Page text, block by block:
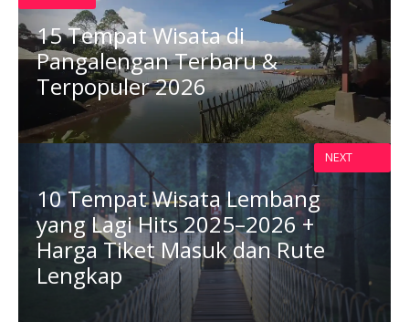
15 Tempat Wisata di
Pangalengan Terbaru &
Terpopuler 2026
10 Tempat Wisata Lembang
yang Lagi Hits 2025–2026 +
Harga Tiket Masuk dan Rute
Lengkap
NEXT